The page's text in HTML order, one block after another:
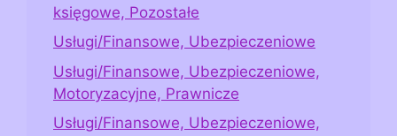
księgowe, Pozostałe
Usługi/Finansowe, Ubezpieczeniowe
Usługi/Finansowe, Ubezpieczeniowe,
Motoryzacyjne, Prawnicze
Usługi/Finansowe, Ubezpieczeniowe,